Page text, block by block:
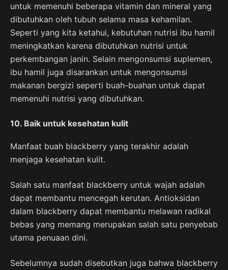
untuk memenuhi beberapa vitamin dan mineral yang
dibutuhkan oleh tubuh selama masa kehamilan.
Seperti yang kita ketahui, kebutuhan nutrisi ibu hamil
meningkatkan karena dibutuhkan nutrisi untuk
perkembangan janin. Selain mengonsumsi suplemen,
ibu hamil juga disarankan untuk mengonsumsi
makanan bergizi seperti buah-buahan untuk dapat
memenuhi nutrisi yang dibutuhkan.
10. Baik untuk kesehatan kulit
Manfaat buah blackberry yang terakhir adalah
menjaga kesehatan kulit.
Salah satu manfaat blackberry untuk wajah adalah
dapat membantu mencegah kerutan. Antioksidan
dalam blackberry dapat membantu melawan radikal
bebas yang memang merupakan salah satu penyebab
utama penuaan dini.
Sebelumnya sudah disebutkan juga bahwa blackberry